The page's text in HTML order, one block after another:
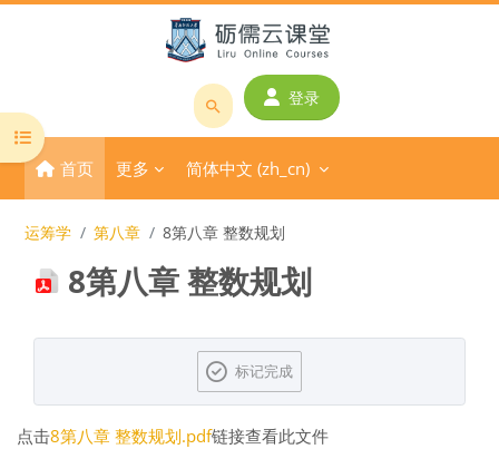
搜
课
程
或
师
称
登录
首页 更多 简体中文 ‎(zh_cn)‎
打开课程索引
运筹学 第八章 8第八章 整数规划
8第八章 整数规划
标记完成
点击8第八章 整数规划.pdf链接查看此文件